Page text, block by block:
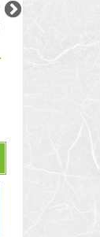
ブランズ文京本駒込